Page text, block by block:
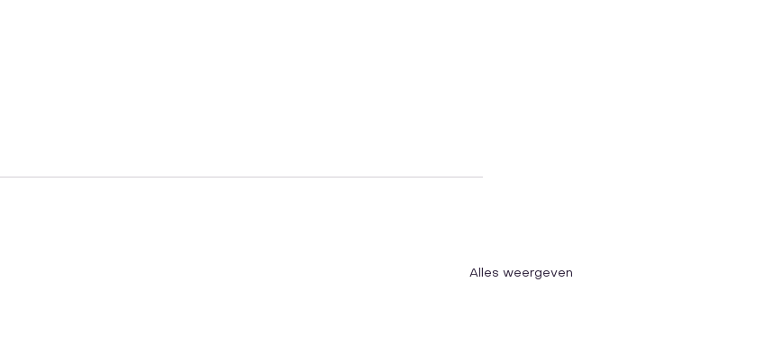
Alles weergeven